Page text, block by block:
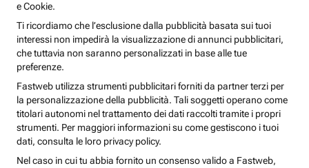
e Cookie.
Ti ricordiamo che l’esclusione dalla pubblicità basata sui tuoi
interessi non impedirà la visualizzazione di annunci pubblicitari,
che tuttavia non saranno personalizzati in base alle tue
preferenze.
Fastweb utilizza strumenti pubblicitari forniti da partner terzi per
la personalizzazione della pubblicità. Tali soggetti operano come
titolari autonomi nel trattamento dei dati raccolti tramite i propri
strumenti. Per maggiori informazioni su come gestiscono i tuoi
dati, consulta le loro privacy policy.
Nel caso in cui tu abbia fornito un consenso valido a Fastweb,